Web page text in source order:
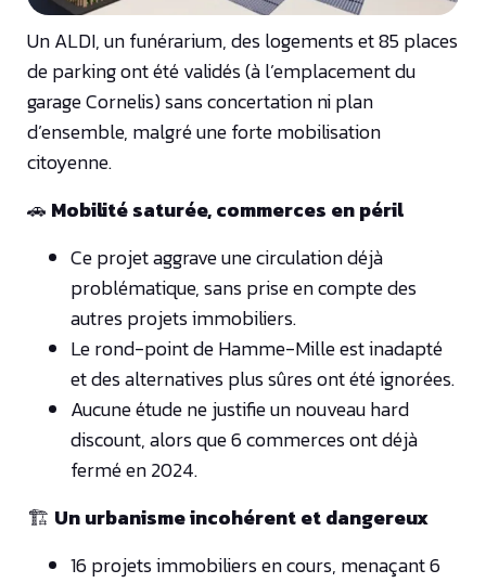
Un ALDI, un funérarium, des logements et 85 places
de parking ont été validés (à l’emplacement du
garage Cornelis) sans concertation ni plan
d’ensemble, malgré une forte mobilisation
citoyenne.
🚗 Mobilité saturée, commerces en péril
Ce projet aggrave une circulation déjà
problématique, sans prise en compte des
autres projets immobiliers.
Le rond-point de Hamme-Mille est inadapté
et des alternatives plus sûres ont été ignorées.
Aucune étude ne justifie un nouveau hard
discount, alors que 6 commerces ont déjà
fermé en 2024.
🏗️ Un urbanisme incohérent et dangereux
16 projets immobiliers en cours, menaçant 6